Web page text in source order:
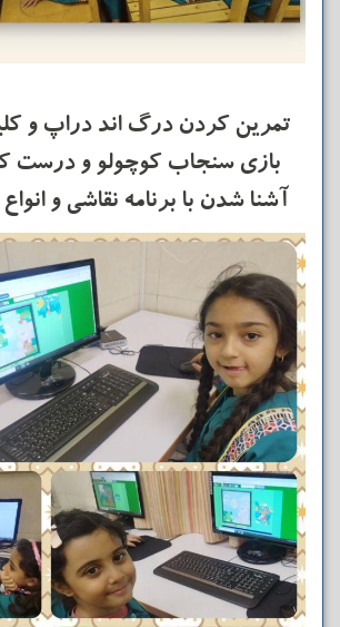
تمرین کردن درگ اند دراپ و
بازی سنجاب کوچولو و درست
آشنا شدن با برنامه نقاشی و